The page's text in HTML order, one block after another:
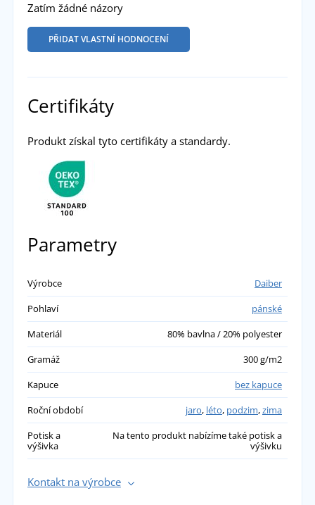
Zatím žádné názory
PŘIDAT VLASTNÍ HODNOCENÍ
Certifikáty
Produkt získal tyto certifikáty a standardy.
Parametry
Výrobce
Daiber
Pohlaví
pánské
Materiál
80% bavlna / 20% polyester
Gramáž
300 g/m2
Kapuce
bez kapuce
Roční období
jaro, léto, podzim,zima
Potisk a
výšivka
Na tento produkt nabízíme také potisk a
výšivku
Kontakt na výrobce